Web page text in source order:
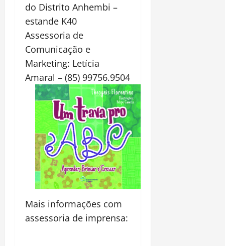
do Distrito Anhembi –
estande K40
Assessoria de
Comunicação e
Marketing: Letícia
Amaral – (85) 99756.9504
Mais informações com
assessoria de imprensa: